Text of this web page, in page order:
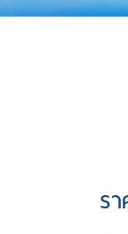
นโยบายคุ้มคร
ร